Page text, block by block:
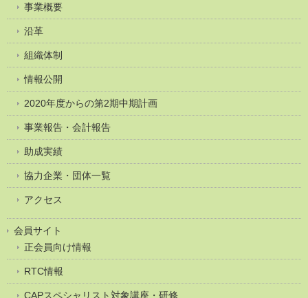
事業概要
沿革
組織体制
情報公開
2020年度からの第2期中期計画
事業報告・会計報告
助成実績
協力企業・団体一覧
アクセス
会員サイト
正会員向け情報
RTC情報
CAPスペシャリスト対象講座・研修